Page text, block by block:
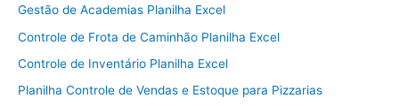
Gestão de Academias Planilha Excel
Controle de Frota de Caminhão Planilha Excel
Controle de Inventário Planilha Excel
Planilha Controle de Vendas e Estoque para Pizzarias